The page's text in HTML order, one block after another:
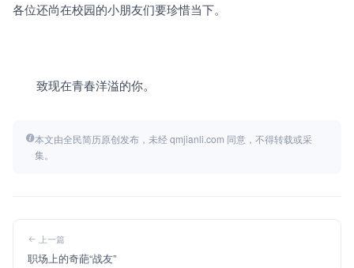
各位还尚在校园的小朋友们要珍惜当下。
致现在青春洋溢的你。
本文由全民简历原创发布，未经 qmjianli.com 同意，不得转载或采
集。
上一篇
职场上的奇葩“战友”